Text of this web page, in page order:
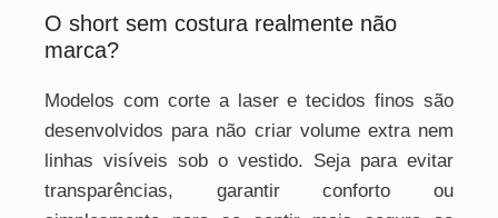
O short sem costura realmente não
marca?
Modelos com corte a laser e tecidos finos são
desenvolvidos para não criar volume extra nem
linhas visíveis sob o vestido. Seja para evitar
transparências, garantir conforto ou